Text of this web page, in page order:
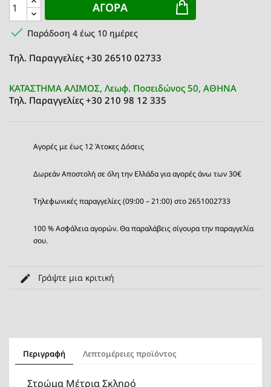
ΑΓΟΡΆ
 Παράδοση 4 έως 10 ημέρες
Τηλ. Παραγγελίες +30 26510 02733
ΚΑΤΑΣΤΗΜΑ ΑΛΙΜΟΣ, Λεωφ. Ποσειδώνος 50, ΑΘΗΝΑ
Τηλ. Παραγγελίες +30 210 98 12 335
Αγορές με έως 12 Άτοκες Δόσεις
Δωρεάν Αποστολή σε όλη την Ελλάδα για αγορές άνω των 30€
Τηλεφωνικές παραγγελίες (09:00 – 21:00) στο 2651002733
100 % Ασφάλεια αγορών. Θα παραλάβεις σίγουρα την παραγγελία
σου.
Γράψτε μια κριτική
Περιγραφή Λεπτομέρειες προϊόντος
Στρώμα Μέτρια Σκληρό